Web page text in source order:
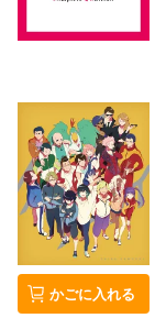
かごに入れる